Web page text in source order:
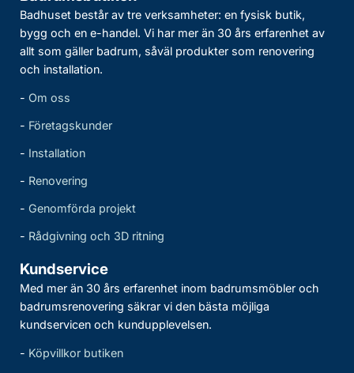
Badhuset består av tre verksamheter: en fysisk butik,
bygg och en e-handel. Vi har mer än 30 års erfarenhet av
allt som gäller badrum, såväl produkter som renovering
och installation.
- Om oss
- Företagskunder
- Installation
- Renovering
- Genomförda projekt
- Rådgivning och 3D ritning
Kundservice
Med mer än 30 års erfarenhet inom badrumsmöbler och
badrumsrenovering säkrar vi den bästa möjliga
kundservicen och kundupplevelsen.
- Köpvillkor butiken